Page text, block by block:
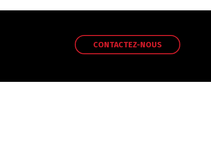
CONTACTEZ-NOUS